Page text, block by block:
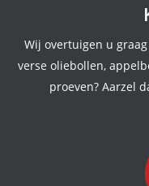
Wij overtuigen u
verse oliebollen,
proeven? Aarzel